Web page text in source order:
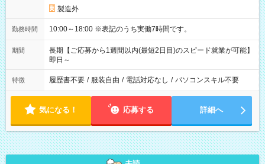
製造外
勤務時間 10:00～18:00 ※表記のうち実働7時間です。
期間
長期【ご応募から1週間以内(最短2日目)のスピード就業が可能】
即日～
特徴 履歴書不要 / 服装自由 / 電話対応なし / パソコンスキル不要
気になる！ 応募する 詳細へ